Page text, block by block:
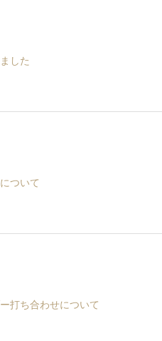
した
ついて
ち合わせについて